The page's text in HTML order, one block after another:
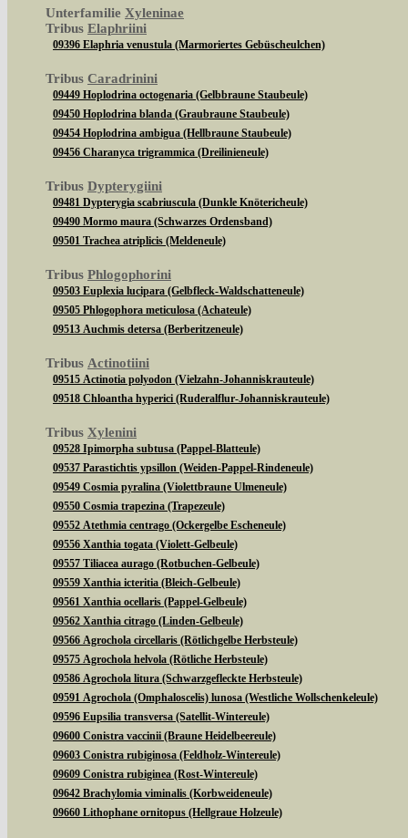
Unterfamilie Xyleninae
Tribus Elaphriini
09396 Elaphria venustula (Marmoriertes Gebüscheulchen)
Tribus Caradrinini
09449 Hoplodrina octogenaria (Gelbbraune Staubeule)
09450 Hoplodrina blanda (Graubraune Staubeule)
09454 Hoplodrina ambigua (Hellbraune Staubeule)
09456 Charanyca trigrammica (Dreilinieneule)
Tribus Dypterygiini
09481 Dypterygia scabriuscula (Dunkle Knötericheule)
09490 Mormo maura (Schwarzes Ordensband)
09501 Trachea atriplicis (Meldeneule)
Tribus Phlogophorini
09503 Euplexia lucipara (Gelbfleck-Waldschatteneule)
09505 Phlogophora meticulosa (Achateule)
09513 Auchmis detersa (Berberitzeneule)
Tribus Actinotiini
09515 Actinotia polyodon (Vielzahn-Johanniskrauteule)
09518 Chloantha hyperici (Ruderalflur-Johanniskrauteule)
Tribus Xylenini
09528 Ipimorpha subtusa (Pappel-Blatteule)
09537 Parastichtis ypsillon (Weiden-Pappel-Rindeneule)
09549 Cosmia pyralina (Violettbraune Ulmeneule)
09550 Cosmia trapezina (Trapezeule)
09552 Atethmia centrago (Ockergelbe Escheneule)
09556 Xanthia togata (Violett-Gelbeule)
09557 Tiliacea aurago (Rotbuchen-Gelbeule)
09559 Xanthia icteritia (Bleich-Gelbeule)
09561 Xanthia ocellaris (Pappel-Gelbeule)
09562 Xanthia citrago (Linden-Gelbeule)
09566 Agrochola circellaris (Rötlichgelbe Herbsteule)
09575 Agrochola helvola (Rötliche Herbsteule)
09586 Agrochola litura (Schwarzgefleckte Herbsteule)
09591 Agrochola (Omphaloscelis) lunosa (Westliche Wollschenkeleule)
09596 Eupsilia transversa (Satellit-Wintereule)
09600 Conistra vaccinii (Braune Heidelbeereule)
09603 Conistra rubiginosa (Feldholz-Wintereule)
09609 Conistra rubiginea (Rost-Wintereule)
09642 Brachylomia viminalis (Korbweideneule)
09660 Lithophane ornitopus (Hellgraue Holzeule)